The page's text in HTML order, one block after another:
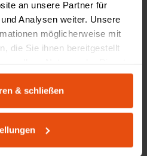
an unsere Partner für
Analysen weiter. Unsere
möglicherweise mit
die Sie ihnen bereitgestellt
& schließen
Haltung
Seit 1898 gestalten und
Anspruch, der über eine reine